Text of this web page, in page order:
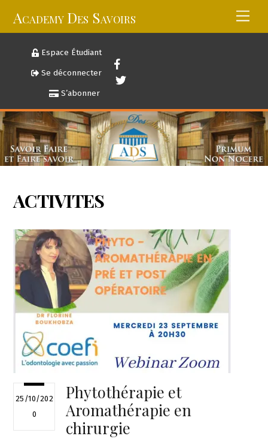
Academy Des Savoirs
Espace Étudiant
Se déconnecter
S’abonner
ACTIVITES
25/10/202
0
Phytothérapie et
Aromathérapie en
chirurgie